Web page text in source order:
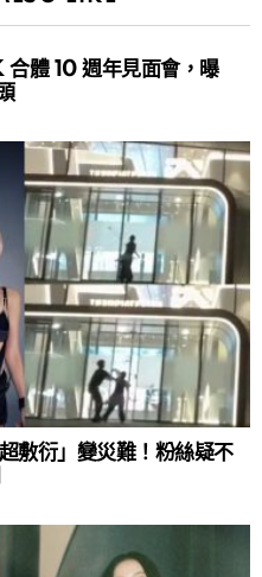
體 10 週年見面會，曝
敷衍」變災難！粉絲疑不